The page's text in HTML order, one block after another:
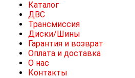
Каталог
ДВС
Трансмиссия
Диски/Шины
Гарантия и возврат
Оплата и доставка
О нас
Контакты